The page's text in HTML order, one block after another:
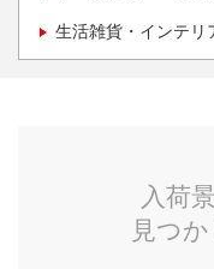
生活雑貨・インテリ